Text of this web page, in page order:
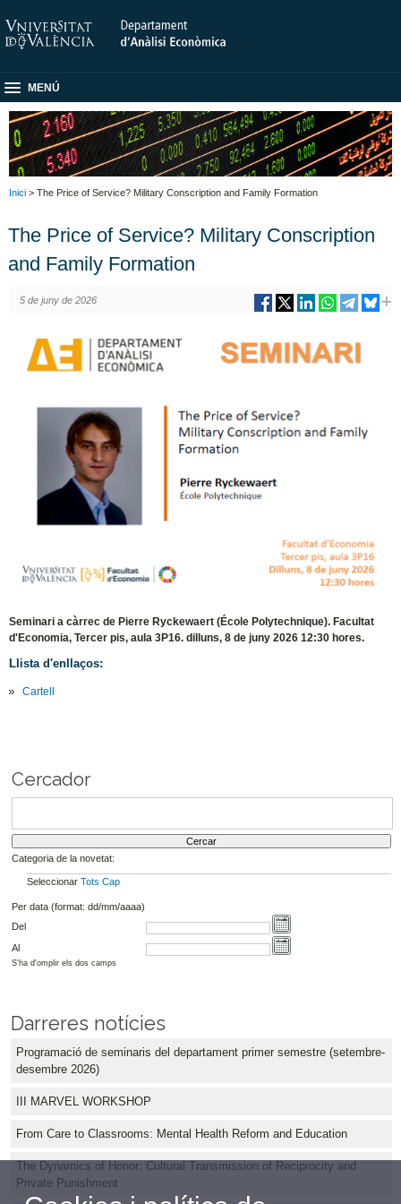
MENÚ
Inici > The Price of Service? Military Conscription and Family Formation
The Price of Service? Military Conscription
and Family Formation
5 de juny de 2026
Seminari a càrrec de Pierre Ryckewaert (École Polytechnique). Facultat
d'Economia, Tercer pis, aula 3P16. dilluns, 8 de juny 2026 12:30 hores.
Llista d'enllaços:
Cartell
Cercador
Categoria de la novetat:
Seleccionar Tots Cap
Per data (format: dd/mm/aaaa)
Del
Al
S'ha d'omplir els dos camps
Darreres notícies
Programació de seminaris del departament primer semestre (setembre-
desembre 2026)
III MARVEL WORKSHOP
From Care to Classrooms: Mental Health Reform and Education
The Dynamics of Honor: Cultural Transmission of Reciprocity and
Private Punishment